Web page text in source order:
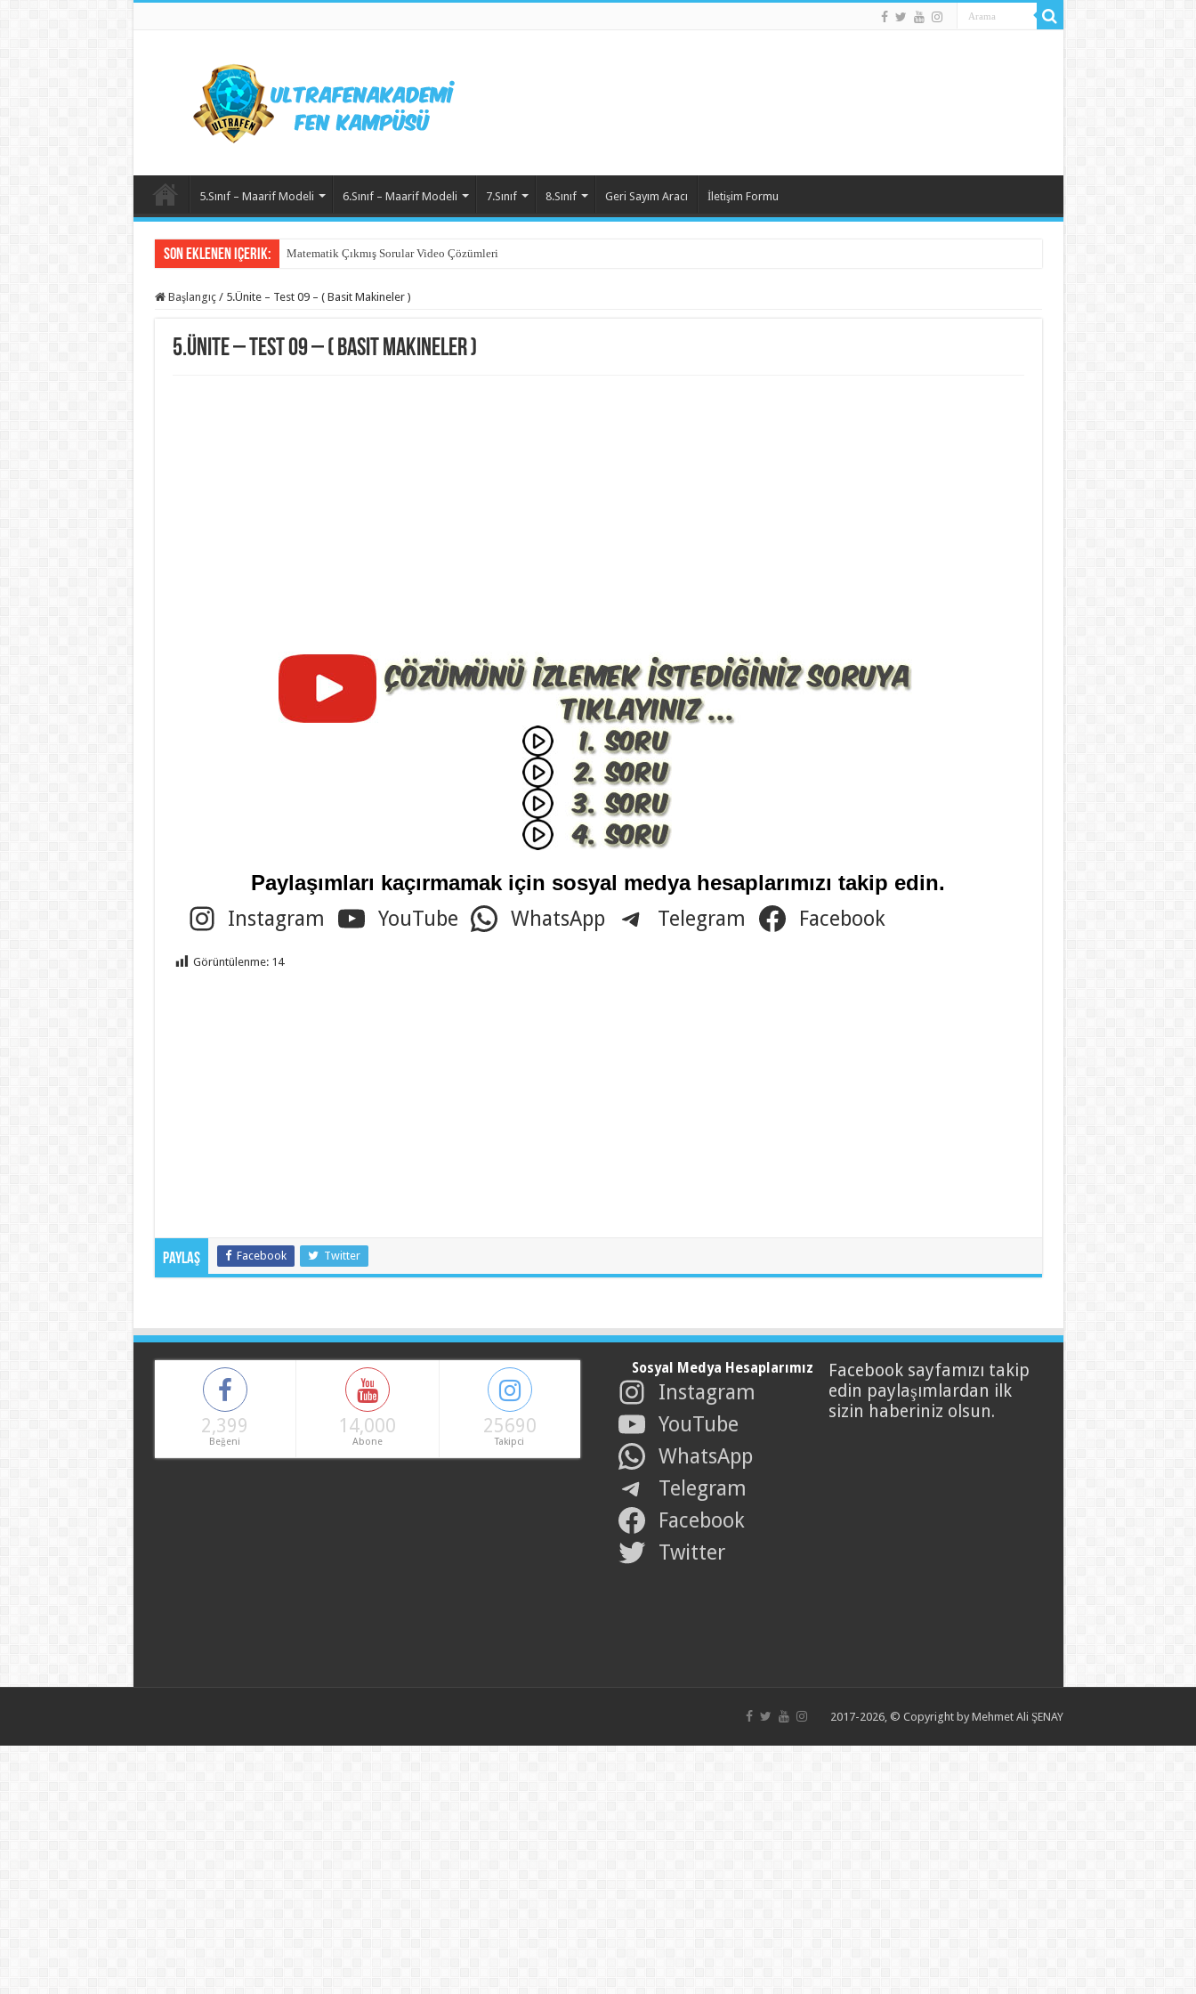
5.Sınıf – Maarif Modeli 6.Sınıf – Maarif Modeli 7.Sınıf 8.Sınıf Geri Sayım Aracı İletişim Formu
Son Eklenen içerik: Matematik Çıkmış Sorular Video Çözümleri
Başlangıç / 5.Ünite – Test 09 – ( Basit Makineler )
5.Ünite – Test 09 – ( Basit Makineler )
Paylaşımları kaçırmamak için sosyal medya hesaplarımızı takip edin.
Instagram YouTube WhatsApp Telegram Facebook
Görüntülenme: 14
Paylaş Facebook Twitter
2,399
Beğeni
14,000
Abone
25690
Takipci
Sosyal Medya Hesaplarımız
Instagram
YouTube
WhatsApp
Telegram
Facebook
Twitter
Facebook sayfamızı takip
edin paylaşımlardan ilk
sizin haberiniz olsun.
2017-2026, © Copyright by Mehmet Ali ŞENAY